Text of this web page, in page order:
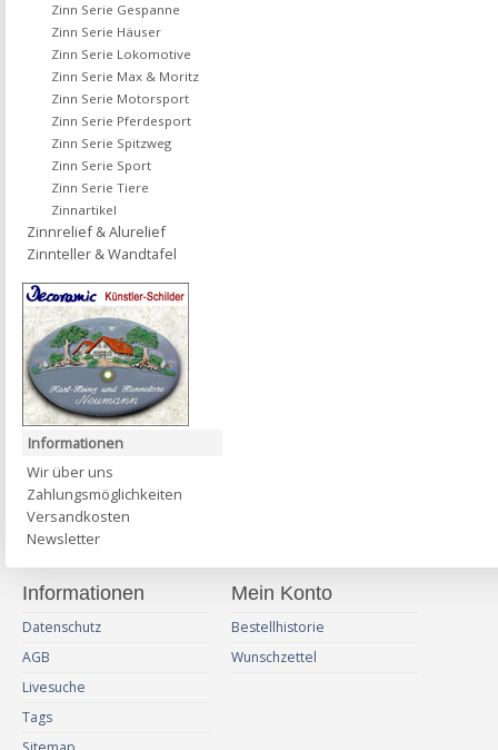
Zinn Serie Gespanne
Zinn Serie Häuser
Zinn Serie Lokomotive
Zinn Serie Max & Moritz
Zinn Serie Motorsport
Zinn Serie Pferdesport
Zinn Serie Spitzweg
Zinn Serie Sport
Zinn Serie Tiere
Zinnartikel
Zinnrelief & Alurelief
Zinnteller & Wandtafel
Informationen
Wir über uns
Zahlungsmöglichkeiten
Versandkosten
Newsletter
Informationen
Datenschutz
AGB
Livesuche
Tags
Mein Konto
Bestellhistorie
Wunschzettel